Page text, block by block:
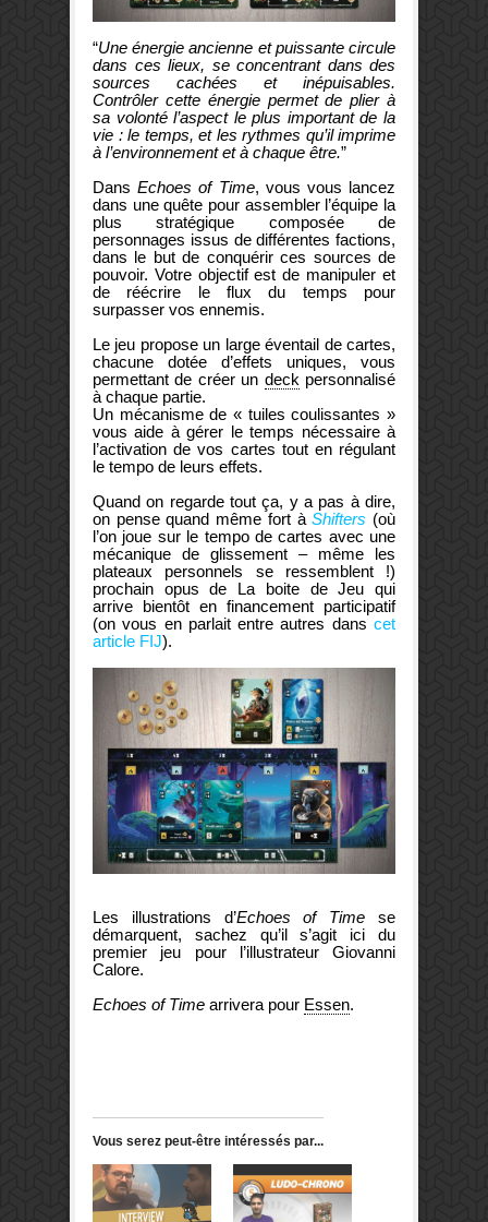
“Une énergie ancienne et puissante circule
dans ces lieux, se concentrant dans des
sources cachées et inépuisables.
Contrôler cette énergie permet de plier à
sa volonté l’aspect le plus important de la
vie : le temps, et les rythmes qu’il imprime
à l’environnement et à chaque être.”
DansEchoes of Time, vous vous lancez
dans une quête pour assembler l’équipe la
plus stratégique composée de
personnages issus de différentes factions,
dans le but de conquérir ces sources de
pouvoir. Votre objectif est de manipuler et
de réécrire le flux du temps pour
surpasser vos ennemis.
Le jeu propose un large éventail de cartes,
chacune dotée d’effets uniques, vous
permettant de créer un deck personnalisé
à chaque partie.
Un mécanisme de « tuiles coulissantes »
vous aide à gérer le temps nécessaire à
l’activation de vos cartes tout en régulant
le tempo de leurs effets.
Quand on regarde tout ça, y a pas à dire,
on pense quand même fort àShifters (où
l’on joue sur le tempo de cartes avec une
mécanique de glissement – même les
plateaux personnels se ressemblent !)
prochain opus de La boite de Jeu qui
arrive bientôt en financement participatif
(on vous en parlait entre autres dans cet
article FIJ).
Les illustrations d’Echoes of Time se
démarquent, sachez qu’il s’agit ici du
premier jeu pour l’illustrateur Giovanni
Calore.
Echoes of Time arrivera pour Essen.
Vous serez peut-être intéressés par...